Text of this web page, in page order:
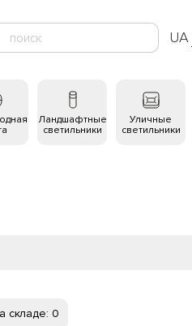
UA
Ландшафтные
светильники
Уличные
светильники
складе: 0